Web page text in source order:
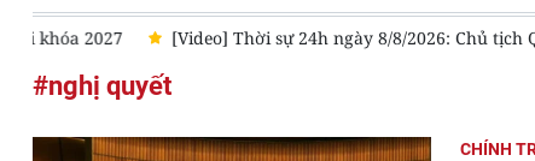
[Video] Thời sự 24h ngày 8/8/2026: Chủ tịch Quốc hội
#nghị quyết
CHÍNH